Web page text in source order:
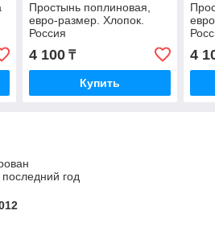
Простынь поплиновая,
евро-размер. Хлопок.
Россия
4 100₸
Купить
4
год